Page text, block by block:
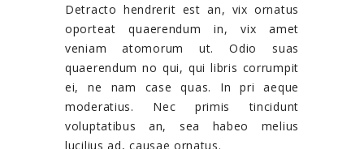
Detracto hendrerit est an, vix ornatus
oporteat quaerendum in, vix amet
veniam atomorum ut. Odio suas
quaerendum no qui, qui libris corrumpit
ei, ne nam case quas. In pri aeque
moderatius. Nec primis tincidunt
voluptatibus an, sea habeo melius
lucilius ad, causae ornatus.